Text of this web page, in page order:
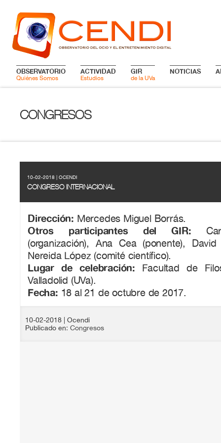
OBSERVATORIO
Quiénes Somos
ACTIVIDAD
Estudios
GIR
de la UVa
NOTICIAS
CONGRESOS
10-02-2018 | OCENDI
CONGRESO INTERNACIONAL
Dirección: Mercedes Miguel Borrás.
Otros participantes del GIR:
(organización), Ana Cea (ponente),
Nereida López (comité científico).
Lugar de celebración: Facultad de
Valladolid (UVa).
Fecha: 18 al 21 de octubre de 2017.
10-02-2018
| Ocendi
Publicado en: Congresos